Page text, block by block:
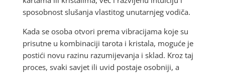
sposobnost slušanja vlastitog unutarnjeg vodiča.
Kada se osoba otvori prema vibracijama koje su
prisutne u kombinaciji tarota i kristala, moguće je
postići novu razinu razumijevanja i sklad. Kroz taj
proces, svaki savjet ili uvid postaje osobniji, a